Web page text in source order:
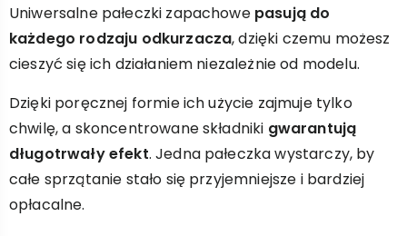
Uniwersalne pałeczki zapachowe pasują do
każdego rodzaju odkurzacza, dzięki czemu możesz
cieszyć się ich działaniem niezależnie od modelu.
Dzięki poręcznej formie ich użycie zajmuje tylko
chwilę, a skoncentrowane składniki gwarantują
długotrwały efekt. Jedna pałeczka wystarczy, by
całe sprzątanie stało się przyjemniejsze i bardziej
opłacalne.